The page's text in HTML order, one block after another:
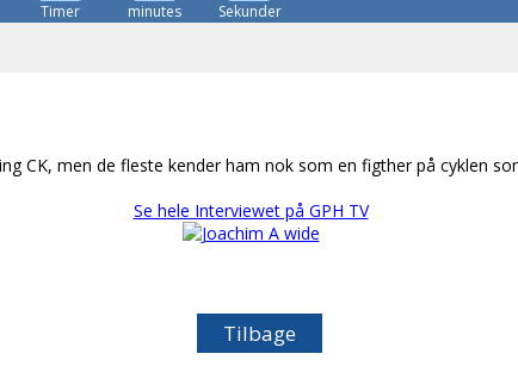
Timer minutes Sekunder
CK, men de fleste kender ham nok som en figther på cyklen
Se hele Interviewet på GPH TV
Tilbage